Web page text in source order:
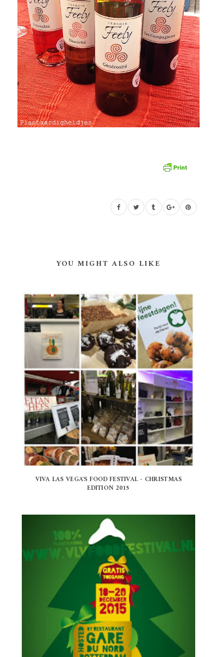
YOU MIGHT ALSO LIKE
VIVA LAS VEGA'S FOOD FESTIVAL - CHRISTMAS
EDITION 2015